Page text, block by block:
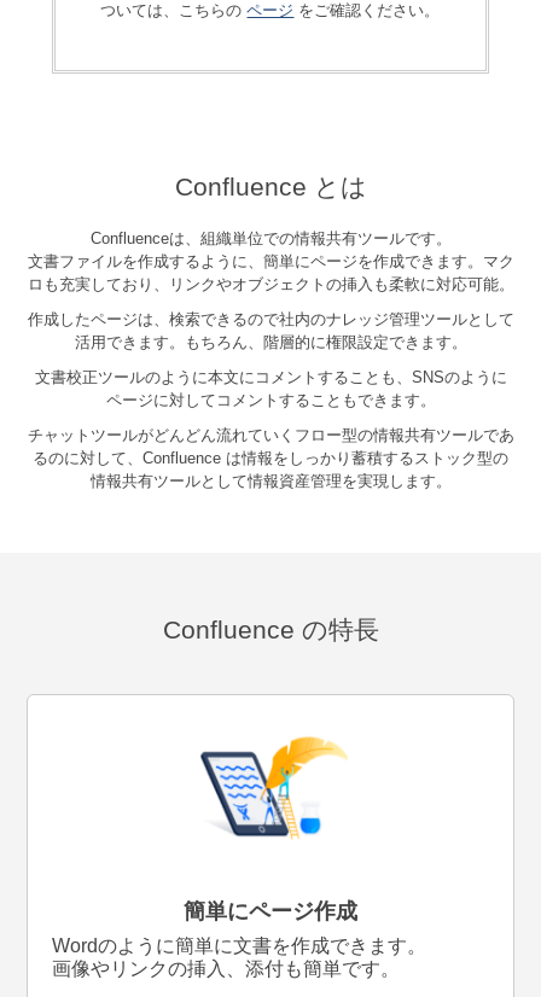
ついては、こちらのページ をご確認ください。
Confluence とは
Confluenceは、組織単位での情報共有ツールです。
文書ファイルを作成するように、簡単にページを作成できます。マク
ロも充実しており、リンクやオブジェクトの挿入も柔軟に対応可能。
作成したページは、検索できるので社内のナレッジ管理ツールとして
活用できます。もちろん、階層的に権限設定できます。
文書校正ツールのように本文にコメントすることも、SNSのように
ページに対してコメントすることもできます。
チャットツールがどんどん流れていくフロー型の情報共有ツールであ
るのに対して、 Confluence は情報をしっかり蓄積するストック型の
情報共有ツールとして情報資産管理を実現します。
Confluence の特長
簡単にページ作成
Wordのように簡単に文書を作成できます。
画像やリンクの挿入、添付も簡単です。